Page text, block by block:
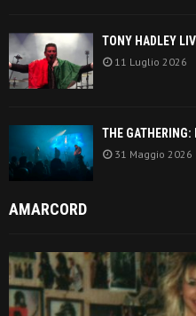
TONY HADLEY
11 Luglio 2026
THE
31 Maggio 2026
AMARCORD